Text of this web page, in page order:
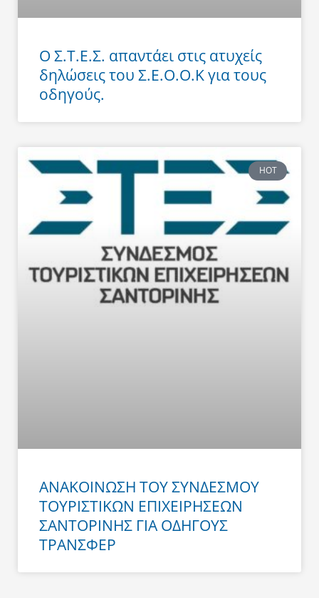
Ο Σ.Τ.Ε.Σ. απαντάει στις ατυχείς
δηλώσεις του Σ.Ε.Ο.Ο.Κ για τους
οδηγούς.
HOT
ΑΝΑΚΟΙΝΩΣΗ ΤΟΥ ΣΥΝΔΕΣΜΟΥ
ΤΟΥΡΙΣΤΙΚΩΝ ΕΠΙΧΕΙΡΗΣΕΩΝ
ΣΑΝΤΟΡΙΝΗΣ ΓΙΑ ΟΔΗΓΟΥΣ
ΤΡΑΝΣΦΕΡ